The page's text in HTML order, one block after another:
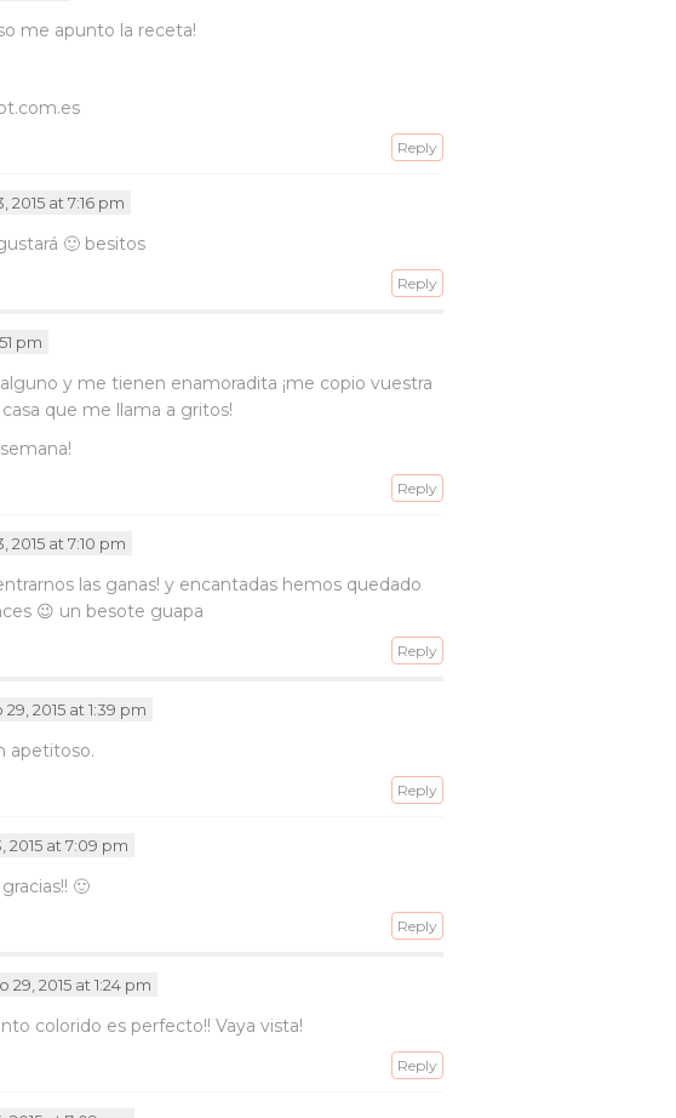
me apunto la receta!
Reply
2015 at 7:16 pm
🙂 besitos
Reply
pm
y me tienen enamoradita ¡me copio vuestra
que me llama a gritos!
Reply
2015 at 7:10 pm
las ganas! y encantadas hemos quedado
😉 un besote guapa
Reply
2015 at 1:39 pm
apetitoso.
Reply
2015 at 7:09 pm
🙂
Reply
29, 2015 at 1:24 pm
colorido es perfecto!! Vaya vista!
Reply